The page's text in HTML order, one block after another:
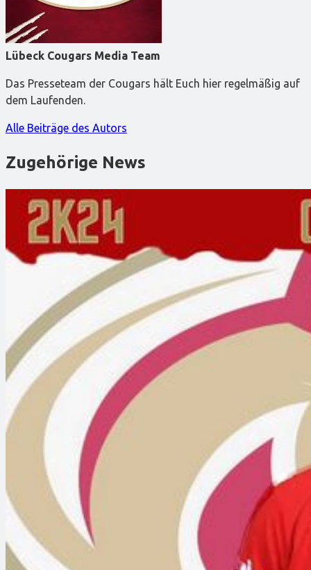
Lübeck Cougars Media Team
Das Presseteam der Cougars hält Euch hier regelmäßig auf
dem Laufenden.
Alle Beiträge des Autors
Zugehörige News